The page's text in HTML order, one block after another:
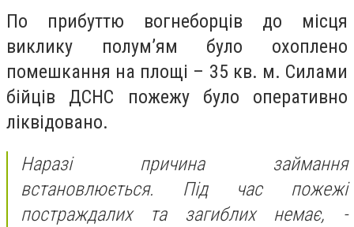
По прибуттю вогнеборців до місця
виклику полум’ям було охоплено
помешкання на площі – 35 кв. м. Силами
бійців ДСНС пожежу було оперативно
ліквідовано.
Наразі причина займання
встановлюється. Під час пожежі
постраждалих та загиблих немає, -